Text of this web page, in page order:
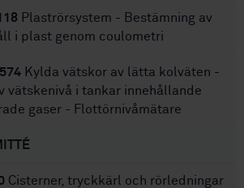
Plaströrsystem - Bestämning av
i plast genom coulometri
Kylda vätskor av lätta kolväten -
vätskenivå i tankar innehållande
gaser - Flottörnivåmätare
Cisterner, tryckkärl och rörledningar